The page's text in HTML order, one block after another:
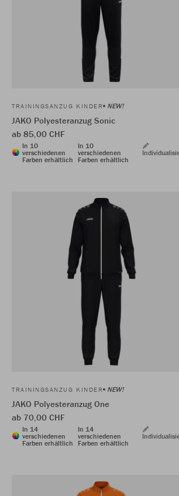
TRAININGSANZUG KINDER NEW!
JAKO Polyesteranzug Sonic
ab 85,00 CHF
In 10
verschiedenen
Farben erhältlich
In 10
verschiedenen
Farben erhältlich
TRAININGSANZUG KINDER NEW!
JAKO Polyesteranzug One
ab 70,00 CHF
In 14
verschiedenen
Farben erhältlich
In 14
verschiedenen
Farben erhältlich